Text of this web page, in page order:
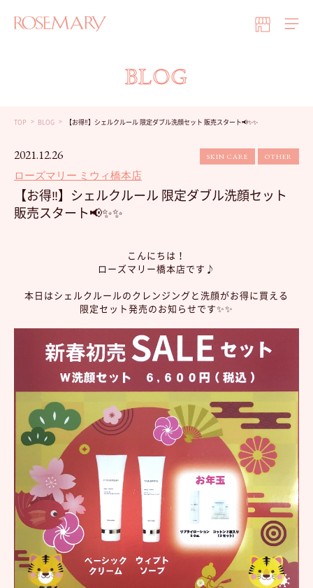
BLOG
TOP BLOG 【お得‼️】シェルクルール 限定ダブル洗顔セット 販売スタート📢✨✨
2021.12.26
ローズマリー ミウィ橋本店
SKIN CARE OTHER
【お得‼️】シェルクルール 限定ダブル洗顔セット
販売スタート📢✨✨
こんにちは！
ローズマリー橋本店です♪
本日はシェルクルールのクレンジングと洗顔がお得に買える
限定セット発売のお知らせです✨✨